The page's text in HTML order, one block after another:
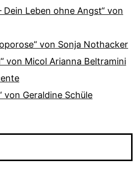
Dein Leben ohne Angst“ von
von Sonja Nothacker
von Micol Arianna Beltramini
von Geraldine Schüle